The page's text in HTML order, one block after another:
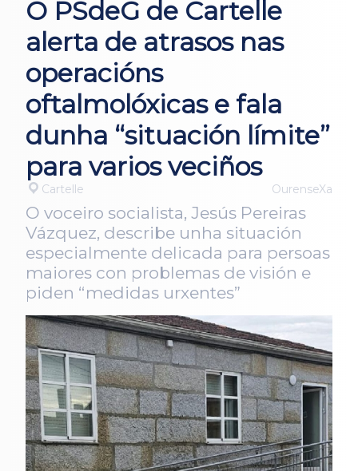
O PSdeG de Cartelle
alerta de atrasos nas
operacións
oftalmolóxicas e fala
dunha “situación límite”
para varios veciños
Cartelle OurenseXa
O voceiro socialista, Jesús Pereiras
Vázquez, describe unha situación
especialmente delicada para persoas
maiores con problemas de visión e
piden “medidas urxentes”